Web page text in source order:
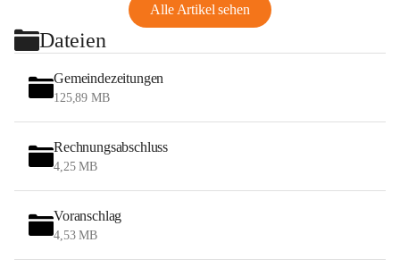
Alle Artikel sehen
Dateien
Gemeindezeitungen
125,89 MB
Rechnungsabschluss
4,25 MB
Voranschlag
4,53 MB